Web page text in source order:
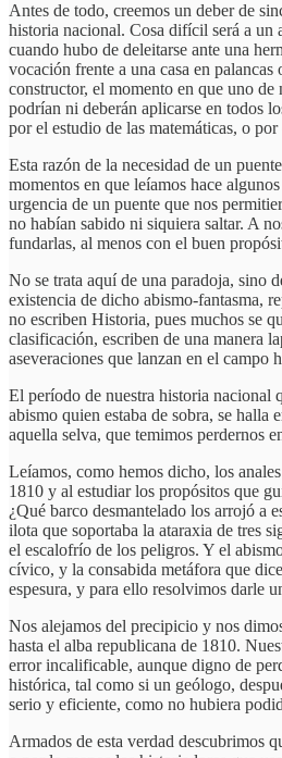
Antes de todo, creemos un deber de
historia nacional. Cosa difícil será a un
cuando hubo de deleitarse ante una
vocación frente a una casa en
constructor, el momento en que uno
podrían ni deberán aplicarse en todos
por el estudio de las matemáticas, o
Esta razón de la necesidad de un
momentos en que leíamos hace
urgencia de un puente que nos
no habían sabido ni siquiera saltar. A
fundarlas, al menos con el buen
No se trata aquí de una paradoja, sino
existencia de dicho abismo-fantasma,
no escriben Historia, pues muchos se
clasificación, escriben de una manera
aseveraciones que lanzan en el campo
El período de nuestra historia nacional
abismo quien estaba de sobra, se
aquella selva, que temimos perdernos
Leíamos, como hemos dicho, los
1810 y al estudiar los propósitos que
¿Qué barco desmantelado los arrojó a
ilota que soportaba la ataraxia de tres
el escalofrío de los peligros. Y el
cívico, y la consabida metáfora que
espesura, y para ello resolvimos darle
Nos alejamos del precipicio y nos
hasta el alba republicana de 1810.
error incalificable, aunque digno de
histórica, tal como si un geólogo,
serio y eficiente, como no hubiera
Armados de esta verdad descubrimos